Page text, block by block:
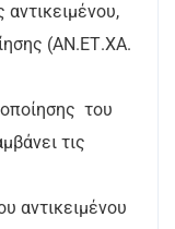
(ΑΝ.ΕΤ.ΧΑ.
του
τις
αντικειμένου